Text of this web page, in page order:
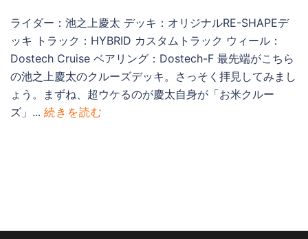
ライダー：池之上慶太 デッキ：オリジナルRE-SHAPEデ
ッキ トラック：HYBRID カスタムトラック ウィール：
Dostech Cruise ベアリング：Dostech-F 最先端がこちら
の池之上慶太のクルーズデッキ。さっそく拝見してみまし
ょう。まずね、超ウケるのが慶太自身が「お米クルー
ズ」... 続きを読む